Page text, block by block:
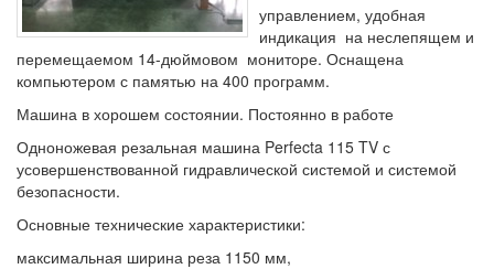
управлением, удобная
индикация на неслепящем и
перемещаемом 14-дюймовом мониторе. Оснащена
компьютером с памятью на 400 программ.
Машина в хорошем состоянии. Постоянно в работе
Одноножевая резальная машина Perfecta 115 TV с
усовершенствованной гидравлической системой и системой
безопасности.
Основные технические характеристики:
максимальная ширина реза 1150 мм,